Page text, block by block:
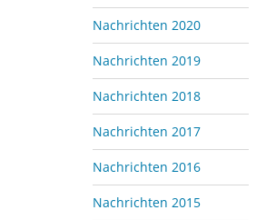
Nachrichten 2020
Nachrichten 2019
Nachrichten 2018
Nachrichten 2017
Nachrichten 2016
Nachrichten 2015